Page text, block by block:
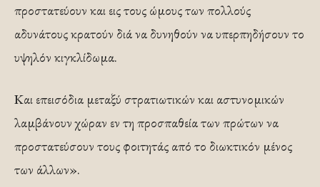
προστατεύουν και εις τους ώμους των πολλούς
αδυνάτους κρατούν διά να δυνηθούν να υπερπηδήσουν το
υψηλόν κιγκλίδωμα.
Και επεισόδια μεταξύ στρατιωτικών και αστυνομικών
λαμβάνουν χώραν εν τη προσπαθεία των πρώτων να
προστατεύσουν τους φοιτητάς από το διωκτικόν μένος
των άλλων».